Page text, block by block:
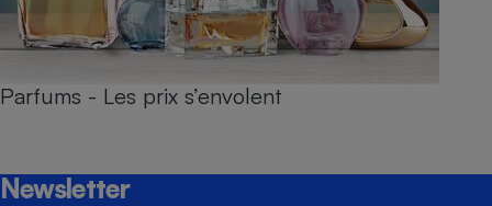
Parfums - Les prix s’envolent
Newsletter